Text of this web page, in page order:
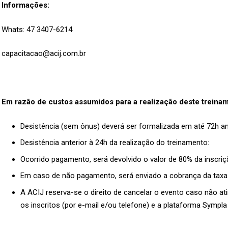
Informações:
Whats: 47 3407-6214
capacitacao@acij.com.br
Em razão de custos assumidos para a realização deste
Desistência (sem ônus) deverá ser formalizada em até 72h
Desistência anterior à 24h da realização do treinamento:
Ocorrido pagamento, será devolvido o valor de 80% da
Em caso de não pagamento, será enviado a cobrança da
A ACIJ reserva-se o direito de cancelar o evento caso não
os inscritos (por e-mail e/ou telefone) e a plataforma